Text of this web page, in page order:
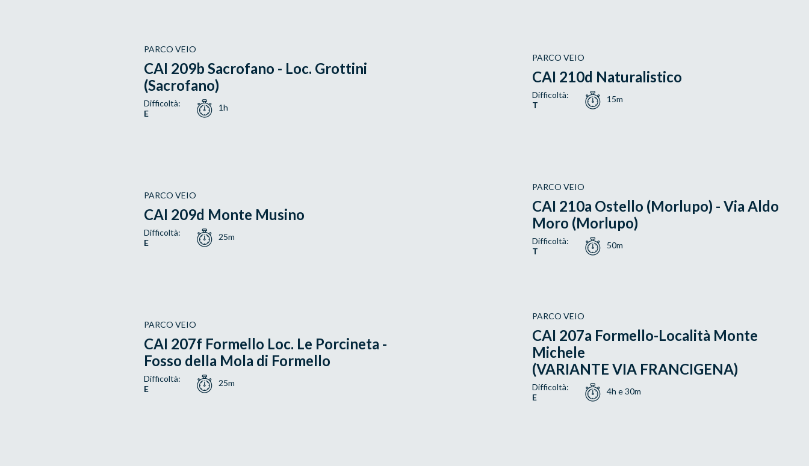
PARCO VEIO
CAI 209b Sacrofano - Loc. Grottini
(Sacrofano)
Difficoltà:
E
1h
PARCO VEIO
CAI 210d Naturalistico
Difficoltà:
T
15m
PARCO VEIO
CAI 209d Monte Musino
Difficoltà:
E
25m
PARCO VEIO
CAI 210a Ostello (Morlupo) - Via Aldo
Moro (Morlupo)
Difficoltà:
T
50m
PARCO VEIO
CAI 207f Formello Loc. Le Porcineta -
Fosso della Mola di Formello
Difficoltà:
E
25m
PARCO VEIO
CAI 207a Formello-Località Monte
Michele
(VARIANTE VIA FRANCIGENA)
Difficoltà:
E
4h e 30m